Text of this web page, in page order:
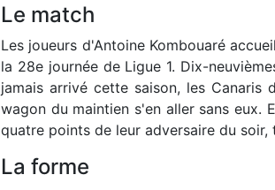
Le match
Les joueurs d'Antoine Kombouaré
la 28e journée de Ligue 1. Dix-
jamais arrivé cette saison, les
wagon du maintien s'en aller sans eux.
quatre points de leur adversaire du soir,
La forme